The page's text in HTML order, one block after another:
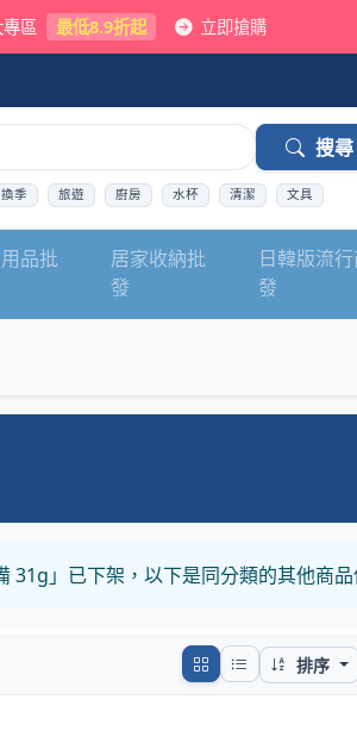
區 最低8.9折起 立即搶購
搜尋
換季 旅遊 廚房 水杯 清潔 文具
品批
居家收納批
發
日韓版流
發
」已下架，以下是同分類的其他商品
排序